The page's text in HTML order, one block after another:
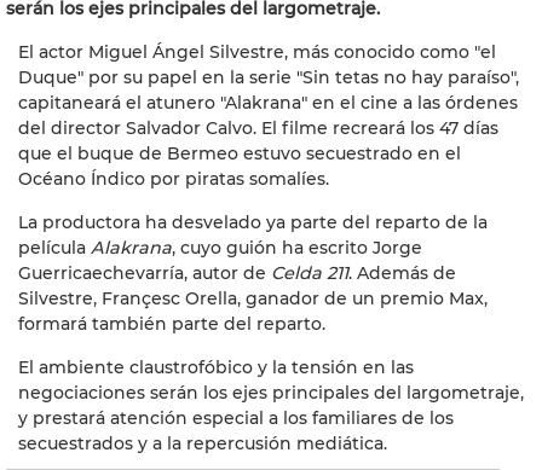
serán los ejes principales del largometraje.
El actor Miguel Ángel Silvestre, más conocido como "el
Duque" por su papel en la serie "Sin tetas no hay paraíso",
capitaneará el atunero "Alakrana" en el cine a las órdenes
del director Salvador Calvo. El filme recreará los 47 días
que el buque de Bermeo estuvo secuestrado en el
Océano Índico por piratas somalíes.
La productora ha desvelado ya parte del reparto de la
película Alakrana, cuyo guión ha escrito Jorge
Guerricaechevarría, autor de Celda 211. Además de
Silvestre, Françesc Orella, ganador de un premio Max,
formará también parte del reparto.
El ambiente claustrofóbico y la tensión en las
negociaciones serán los ejes principales del largometraje,
y prestará atención especial a los familiares de los
secuestrados y a la repercusión mediática.